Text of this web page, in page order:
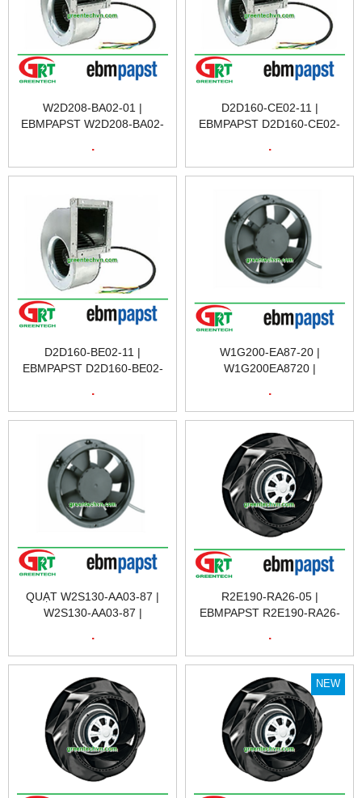
W2D208-BA02-01 |
EBMPAPST W2D208-BA02-
EBMPAPST VIỆT NAM
.
D2D160-CE02-11 |
EBMPAPST D2D160-CE02-
EBMPAPST VIỆT NAM
.
D2D160-BE02-11 |
EBMPAPST D2D160-BE02-
EBMPAPST VIỆT NAM
.
W1G200-EA87-20 |
W1G200EA8720 |
W1G200-EA87-20
.
QUẠT W2S130-AA03-87 |
W2S130-AA03-87 |
EXHAUST FAN | EBMPAPST
VIETNAM
.
R2E190-RA26-05 |
EBMPAPST R2E190-RA26-
R2E190-RA26-05 |
EBMPAPST VIETNAM
.
NEW